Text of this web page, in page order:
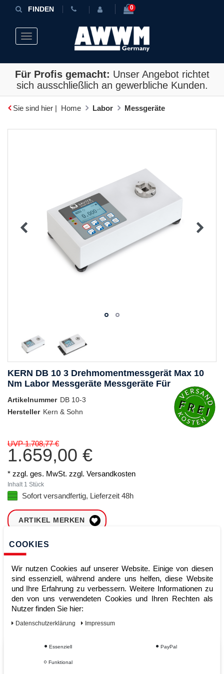
FINDEN 0
Toggle navigation
Für Profis gemacht: Unser Angebot richtet
sich ausschließlich an gewerbliche Kunden.
Sie sind hier | Home Labor Messgeräte
KERN DB 10 3 Drehmomentmessgerät Max 10
Nm Labor Messgeräte Messgeräte Für
Artikelnummer DB 10-3
Hersteller Kern & Sohn
UVP 1.708,77 €
1.659,00 €
* zzgl. ges. MwSt. zzgl. Versandkosten
Inhalt 1 Stück
Sofort versandfertig, Lieferzeit 48h
ARTIKEL MERKEN
ZUM WARENKORB
Sofort lieferbar
Kauf auf Rechnung
COOKIES
Wir nutzen Cookies auf unserer Website. Einige von diesen
sind essenziell, während andere uns helfen, diese Website
und Ihre Erfahrung zu verbessern. Weitere Informationen zu
den von uns verwendeten Cookies und Ihren Rechten als
Nutzer finden Sie hier:
Daten­schutz­erklärung Impressum
Essenziell PayPal
Funktional